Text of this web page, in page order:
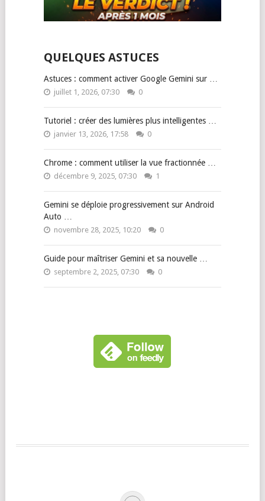
QUELQUES ASTUCES
Astuces : comment activer Google Gemini sur …
juillet 1, 2026, 07:30 0
Tutoriel : créer des lumières plus intelligentes …
janvier 13, 2026, 17:58 0
Chrome : comment utiliser la vue fractionnée …
décembre 9, 2025, 07:30 1
Gemini se déploie progressivement sur Android
Auto …
novembre 28, 2025, 10:20 0
Guide pour maîtriser Gemini et sa nouvelle …
septembre 2, 2025, 07:30 0